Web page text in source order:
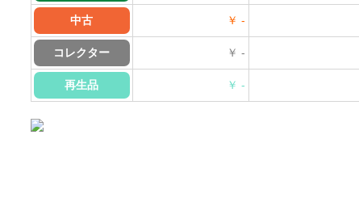
中古 ￥ -
コレクター ￥ -
再生品 ￥ -